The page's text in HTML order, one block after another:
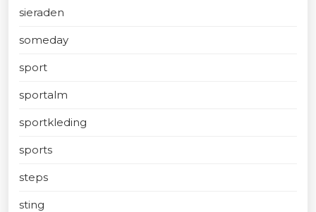
sieraden
someday
sport
sportalm
sportkleding
sports
steps
sting